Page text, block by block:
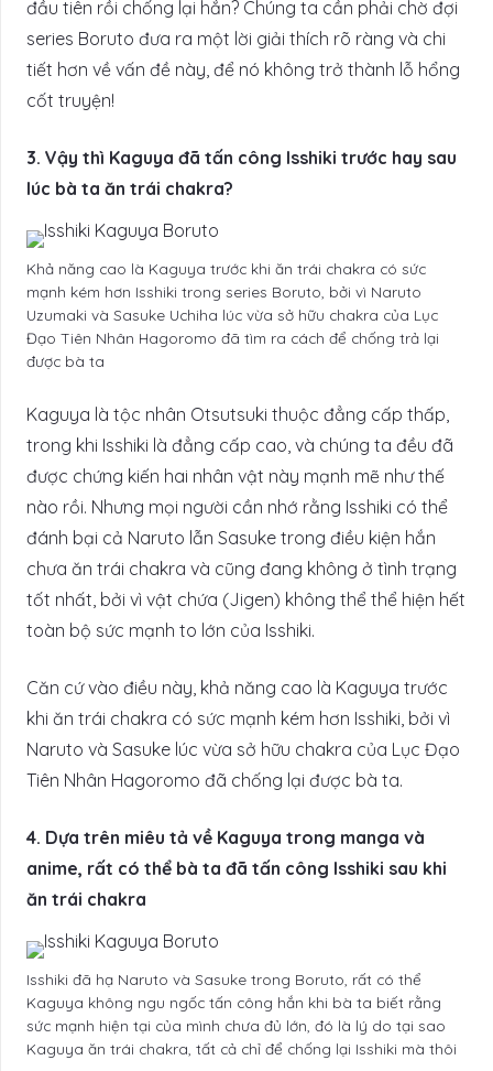
đầu tiên rồi chống lại hắn? Chúng ta cần phải chờ đợi
series Boruto đưa ra một lời giải thích rõ ràng và chi
tiết hơn về vấn đề này, để nó không trở thành lỗ hổng
cốt truyện!
3. Vậy thì Kaguya đã tấn công Isshiki trước hay sau
lúc bà ta ăn trái chakra?
Khả năng cao là Kaguya trước khi ăn trái chakra có sức
mạnh kém hơn Isshiki trong series Boruto, bởi vì Naruto
Uzumaki và Sasuke Uchiha lúc vừa sở hữu chakra của Lục
Đạo Tiên Nhân Hagoromo đã tìm ra cách để chống trả lại
được bà ta
Kaguya là tộc nhân Otsutsuki thuộc đẳng cấp thấp,
trong khi Isshiki là đẳng cấp cao, và chúng ta đều đã
được chứng kiến hai nhân vật này mạnh mẽ như thế
nào rồi. Nhưng mọi người cần nhớ rằng Isshiki có thể
đánh bại cả Naruto lẫn Sasuke trong điều kiện hắn
chưa ăn trái chakra và cũng đang không ở tình trạng
tốt nhất, bởi vì vật chứa (Jigen) không thể thể hiện hết
toàn bộ sức mạnh to lớn của Isshiki.
Căn cứ vào điều này, khả năng cao là Kaguya trước
khi ăn trái chakra có sức mạnh kém hơn Isshiki, bởi vì
Naruto và Sasuke lúc vừa sở hữu chakra của Lục Đạo
Tiên Nhân Hagoromo đã chống lại được bà ta.
4. Dựa trên miêu tả về Kaguya trong manga và
anime, rất có thể bà ta đã tấn công Isshiki sau khi
ăn trái chakra
Isshiki đã hạ Naruto và Sasuke trong Boruto, rất có thể
Kaguya không ngu ngốc tấn công hắn khi bà ta biết rằng
sức mạnh hiện tại của mình chưa đủ lớn, đó là lý do tại sao
Kaguya ăn trái chakra, tất cả chỉ để chống lại Isshiki mà thôi